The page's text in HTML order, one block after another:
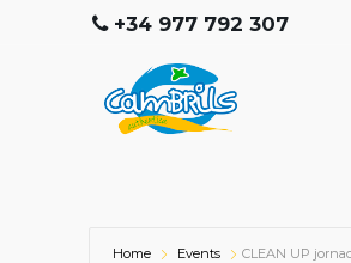
+34 977 792 307
Home Events CLEAN UP